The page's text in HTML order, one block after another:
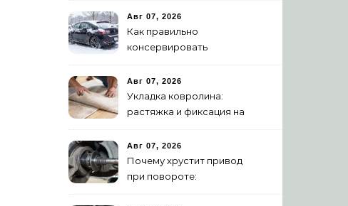
Авг 07, 2026
Как правильно
консервировать
пошаговая инструкция
Авг 07, 2026
Укладка ковролина:
растяжка и фиксация на
руководство
Авг 07, 2026
Почему хрустит привод
при повороте: